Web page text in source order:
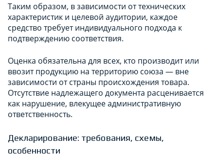
Таким образом, в зависимости от технических
характеристик и целевой аудитории, каждое
средство требует индивидуального подхода к
подтверждению соответствия.
Оценка обязательна для всех, кто производит или
ввозит продукцию на территорию союза — вне
зависимости от страны происхождения товара.
Отсутствие надлежащего документа расценивается
как нарушение, влекущее административную
ответственность.
Декларирование: требования, схемы,
особенности